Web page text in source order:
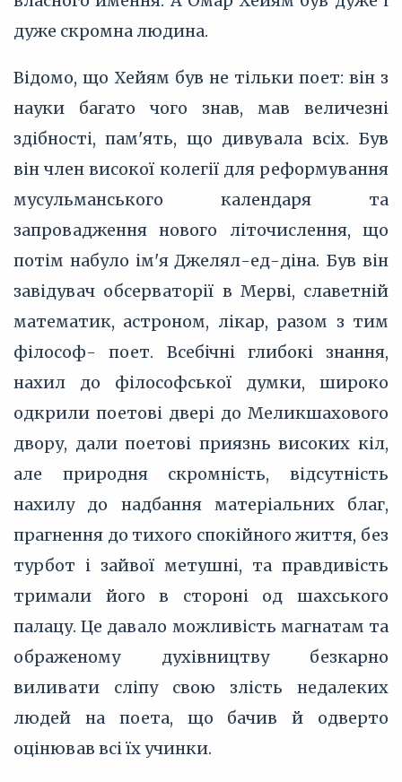
дуже скромна людина.
Відомо, що Хейям був не тільки поет: він з
науки багато чого знав, мав величезні
здібності, пам'ять, що дивувала всіх. Був
він член високої колегії для реформування
мусульманського календаря та
запровадження нового літочислення, що
потім набуло ім'я Джелял-ед-діна. Був він
завідувач обсерваторії в Мерві, славетній
математик, астроном, лікар, разом з тим
філософ- поет. Всебічні глибокі знання,
нахил до філософської думки, широко
одкрили поетові двері до Меликшахового
двору, дали поетові приязнь високих кіл,
але природня скромність, відсутність
нахилу до надбання матеріальних благ,
прагнення до тихого спокійного життя, без
турбот і зайвої метушні, та правдивість
тримали його в стороні од шахського
палацу. Це давало можливість магнатам та
ображеному духівництву безкарно
виливати сліпу свою злість недалеких
людей на поета, що бачив й одверто
оцінював всі їх учинки.